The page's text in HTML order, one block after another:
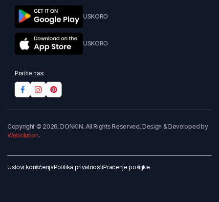
USKORO
USKORO
Pratite nas:
Copyright © 2026. DONKIN. All Rights Reserved. Design & Developed by
Webolution.
Uslovi korišćenjaPolitika privatnostiPraćenje pošiljke